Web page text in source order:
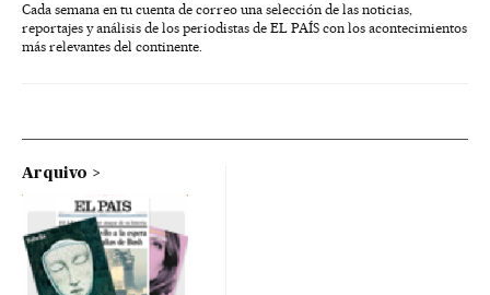
Cada semana en tu cuenta de correo una selección de las noticias,
reportajes y análisis de los periodistas de EL PAÍS con los acontecimientos
más relevantes del continente.
Arquivo